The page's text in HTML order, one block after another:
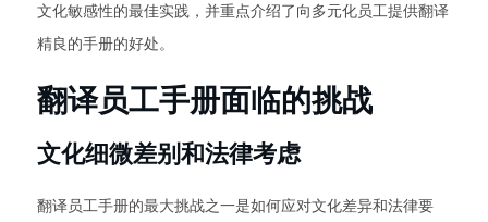
文化敏感性的最佳实践，并重点介绍了向多元化员工提供翻译
精良的手册的好处。
翻译员工手册面临的挑战
文化细微差别和法律考虑
翻译员工手册的最大挑战之一是如何应对文化差异和法律要